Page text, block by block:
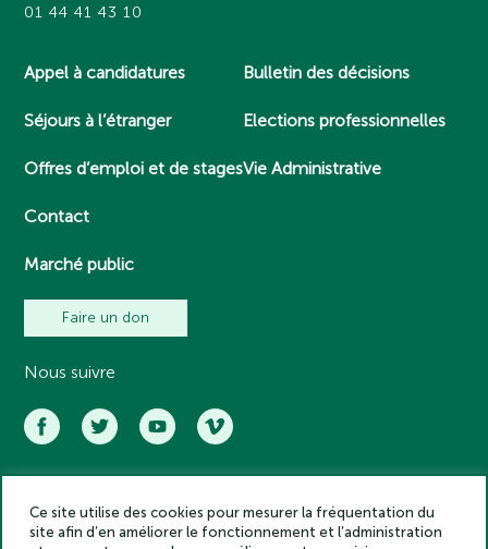
01 44 41 43 10
Appel à candidatures
Séjours à l’étranger
Offres d’emploi et de stages
Contact
Marché public
Bulletin des décisions
Elections professionnelles
Vie Administrative
Faire un don
Nous suivre
Académie des inscriptions et belles lettres – Tous droits réservés
2025
Ce site utilise des cookies pour mesurer la fréquentation du
site afin d’en améliorer le fonctionnement et l’administration